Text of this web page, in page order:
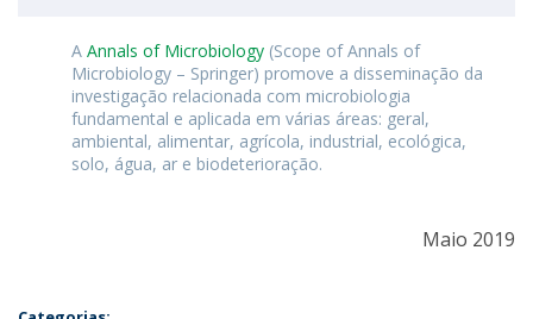
A Annals of Microbiology (Scope of Annals of
Microbiology – Springer) promove a disseminação da
investigação relacionada com microbiologia
fundamental e aplicada em várias áreas: geral,
ambiental, alimentar, agrícola, industrial, ecológica,
solo, água, ar e biodeterioração.
Maio 2019